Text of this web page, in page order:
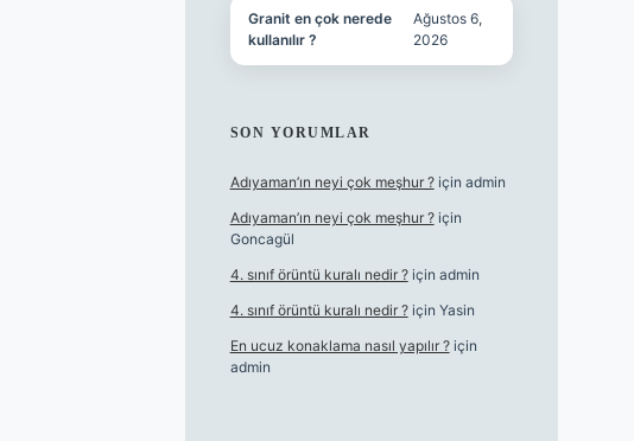
Granit en çok nerede
kullanılır ?
Ağustos 6,
2026
SON YORUMLAR
Adıyaman’ın neyi çok meşhur ?için admin
Adıyaman’ın neyi çok meşhur ?için
Goncagül
4. sınıf örüntü kuralı nedir ?için admin
4. sınıf örüntü kuralı nedir ?için Yasin
En ucuz konaklama nasıl yapılır ?için
admin